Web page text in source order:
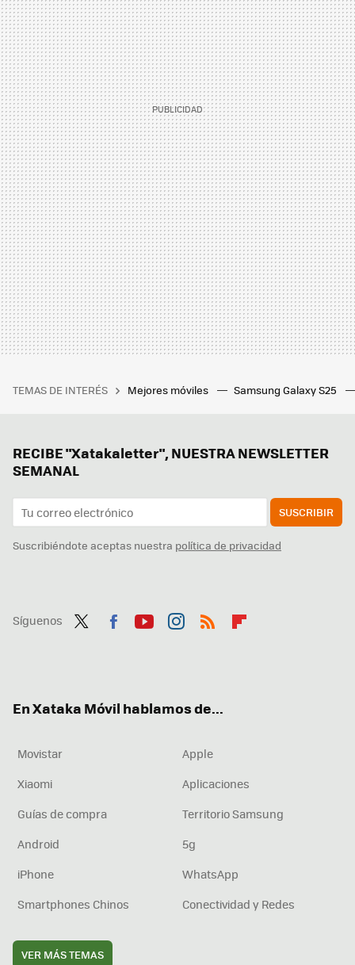
TEMAS DE INTERÉS Mejores móviles Samsung Galaxy S25
RECIBE "Xatakaletter", NUESTRA NEWSLETTER
SEMANAL
SUSCRIBIR
Suscribiéndote aceptas nuestra política de privacidad
Síguenos
En Xataka Móvil hablamos de...
Movistar
Apple
Xiaomi
Aplicaciones
Guías de compra
Territorio Samsung
Android
5g
iPhone
WhatsApp
Smartphones Chinos
Conectividad y Redes
VER MÁS TEMAS